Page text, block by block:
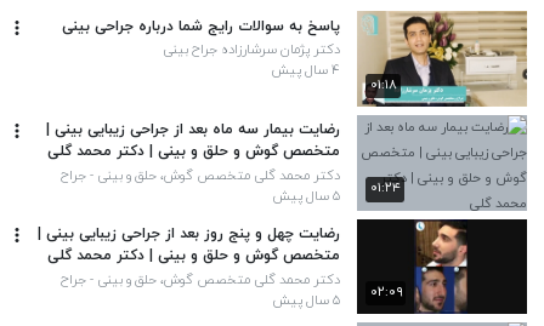
۰۱:۱۸
پاسخ به سوالات رایج شما درباره جراحی بینی
دکتر پژمان سرشارزاده جراح بینی
۴ سال پیش
۰۱:۲۴
رضایت بیمار سه ماه بعد از جراحی زیبایی بینی |
متخصص گوش و حلق و بینی | دکتر محمد گلی
دکتر محمد گلی متخصص گوش، حلق و بینی - جراح
پلاستیک بینی و صورت
۵ سال پیش
۰۲:۰۹
رضایت چهل و پنج روز بعد از جراحی زیبایی بینی |
متخصص گوش و حلق و بینی | دکتر محمد گلی
دکتر محمد گلی متخصص گوش، حلق و بینی - جراح
پلاستیک بینی و صورت
۵ سال پیش